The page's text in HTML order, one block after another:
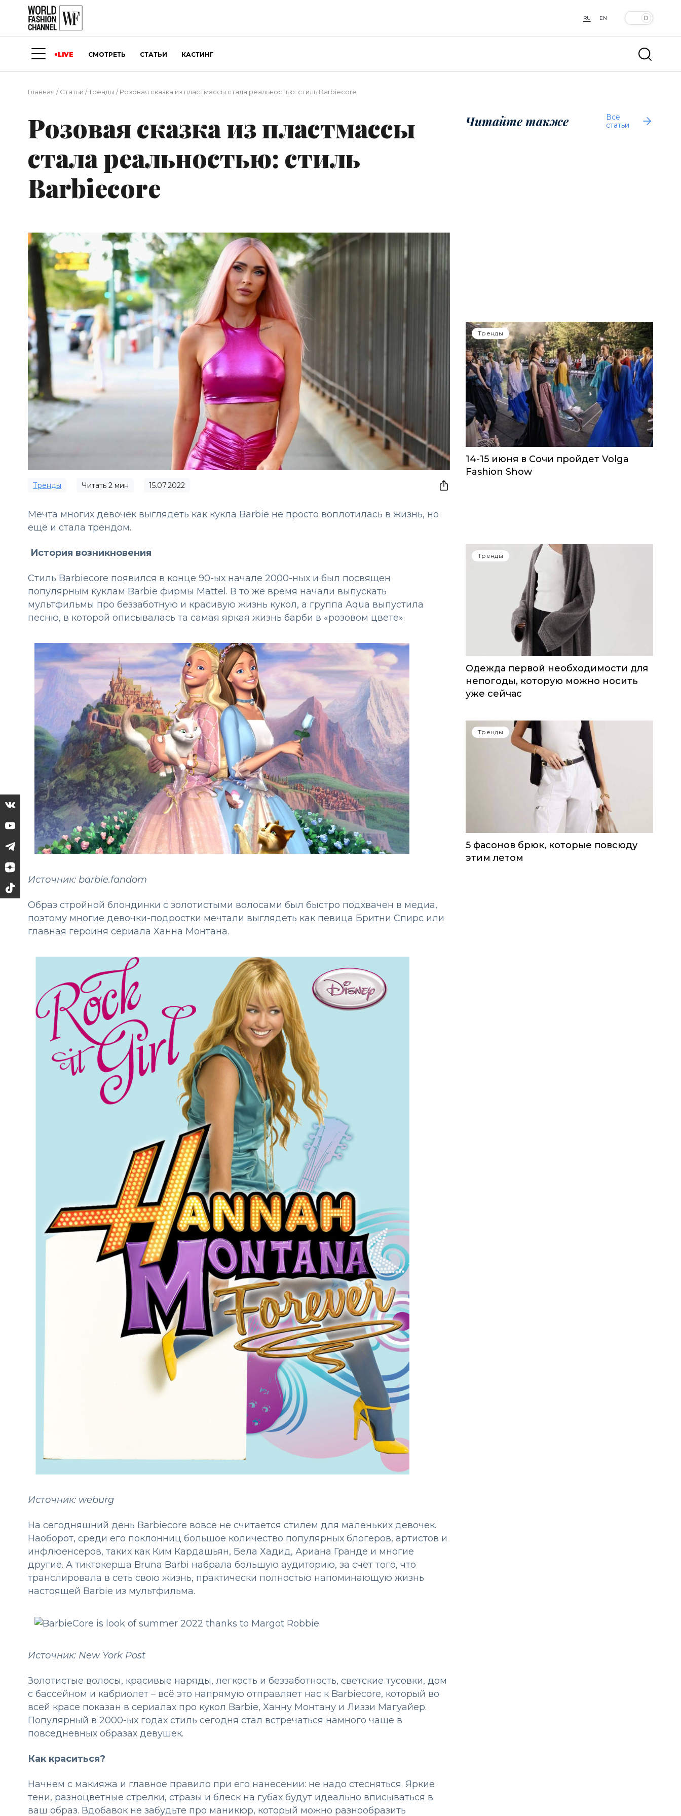
RU EN
LIVE СМОТРЕТЬ СТАТЬИ КАСТИНГ
Главная /Статьи /Тренды /Розовая сказка из пластмассы стала реальностью: стиль Barbiecore
Розовая сказка из пластмассы
стала реальностью: стиль
Barbiecore
Тренды Читать 2 мин 15.07.2022
Мечта многих девочек выглядеть как кукла Barbie не просто воплотилась в жизнь, но
ещё и стала трендом.
История возникновения
Стиль Barbiecore появился в конце 90-ых начале 2000-ных и был посвящен
популярным куклам Barbie фирмы Mattel. В то же время начали выпускать
мультфильмы про беззаботную и красивую жизнь кукол, а группа Aqua выпустила
песню, в которой описывалась та самая яркая жизнь барби в «розовом цвете».
Источник: barbie.fandom
Образ стройной блондинки с золотистыми волосами был быстро подхвачен в медиа,
поэтому многие девочки-подростки мечтали выглядеть как певица Бритни Спирс или
главная героиня сериала Ханна Монтана.
Источник: weburg
На сегодняшний день Barbiecore вовсе не считается стилем для маленьких девочек.
Наоборот, среди его поклонниц большое количество популярных блогеров, артистов и
инфлюенсеров, таких как Ким Кардашьян, Бела Хадид, Ариана Гранде и многие
другие. А тиктокерша Bruna Barbi набрала большую аудиторию, за счет того, что
транслировала в сеть свою жизнь, практически полностью напоминающую жизнь
настоящей Barbie из мультфильма.
Источник: New York Post
Золотистые волосы, красивые наряды, легкость и беззаботность, светские тусовки, дом
с бассейном и кабриолет – всё это напрямую отправляет нас к Barbiecore, который во
всей красе показан в сериалах про кукол Barbie, Ханну Монтану и Лиззи Магуайер.
Популярный в 2000-ых годах стиль сегодня стал встречаться намного чаще в
повседневных образах девушек.
Как краситься?
Начнем с макияжа и главное правило при его нанесении: не надо стесняться. Яркие
тени, разноцветные стрелки, стразы и блеск на губах будут идеально вписываться в
ваш образ. Вдобавок не забудьте про маникюр, который можно разнообразить
Читайте также
Все
статьи
Тренды
14-15 июня в Сочи пройдет Volga
Fashion Show
Тренды
Одежда первой необходимости для
непогоды, которую можно носить
уже сейчас
Тренды
5 фасонов брюк, которые повсюду
этим летом